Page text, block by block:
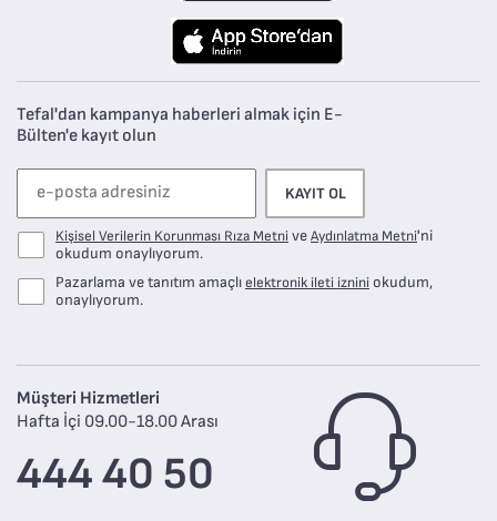
Tefal'dan kampanya haberleri almak için E-
Bülten'e kayıt olun
KAYIT OL
Kişisel Verilerin Korunması Rıza MetniveAydınlatma Metni'ni
okudum onaylıyorum.
Pazarlama ve tanıtım amaçlıelektronik ileti iznini okudum,
onaylıyorum.
Müşteri Hizmetleri
Hafta İçi 09.00-18.00 Arası
444 40 50